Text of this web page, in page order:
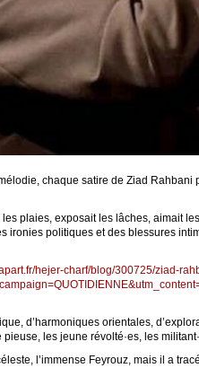
chaque satire de Ziad
les plaies, exposait les lâches, aimait
ironies politiques et des blessures
hejer-charf/blog/300725/ziad-
d’harmoniques orientales,
les jeune révolté·es, les
l’immense Feyrouz, mais il a